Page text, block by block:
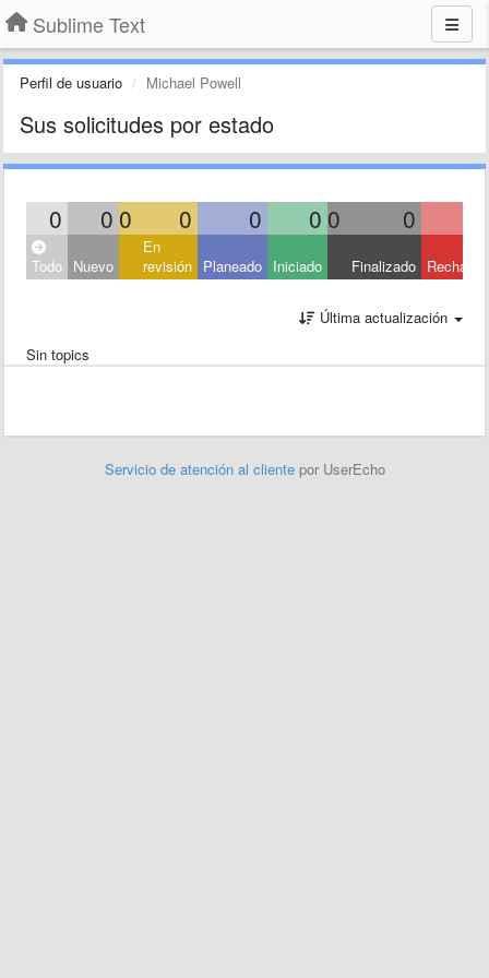
Sublime Text
Perfil de usuario Michael Powell
Sus solicitudes por estado
0 0 0 0 0 0 0 0
Todo Nuevo
En
revisión Planeado Iniciado Finalizado
Última actualización
Sin topics
Servicio de atención al cliente por UserEcho